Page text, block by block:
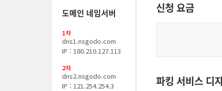
도메인 네임서버
1차
dns1.nsgodo.com
IP : 180.210.127.113
2차
dns2.nsgodo.com
IP : 121.254.254.3
신청 요금
파킹 서비스 디